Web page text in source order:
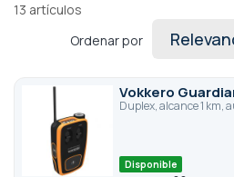
13 artículos
Ordenar por
Vokkero
Duplex, alcance 1 km,
Disponible